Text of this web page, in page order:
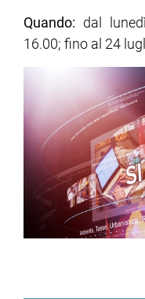
Quando: dal
16.00; fino al 24